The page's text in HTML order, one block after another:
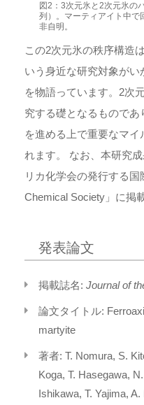
図2：3次元氷と2次元氷の
列）。マーティアイト中で
非自明。
この2次元氷の秩序構造
いう身近な研究対象が
を物語っています。2次
究する礎となるもので
を進める上で重要なマ
れます。 なお、本研究
リカ化学会の発行する
Chemical Society」に掲
発表論文
掲載誌名: Journal of
論文タイトル:
martyite
著者: T. Nomura, S.
Koga, T. Hasegawa,
Ishikawa, T. Yajima,